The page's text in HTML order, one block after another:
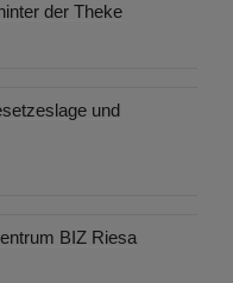
der Theke
und
BIZ Riesa